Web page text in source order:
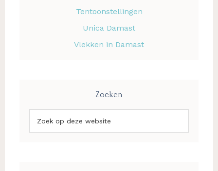
Tentoonstellingen
Unica Damast
Vlekken in Damast
Zoeken
op